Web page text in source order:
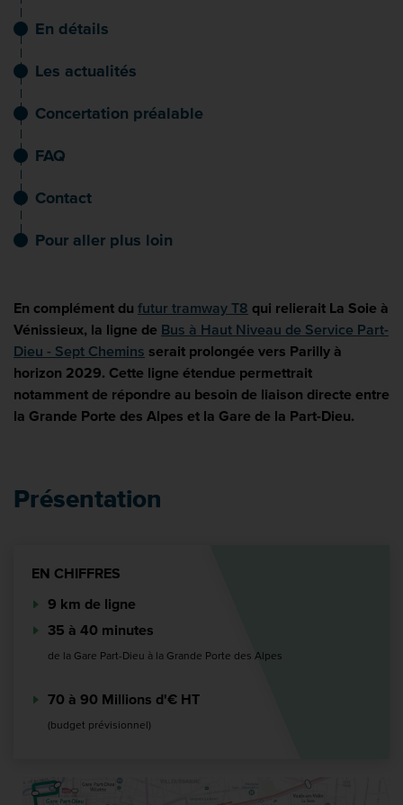
En détails
Les actualités
Concertation préalable
FAQ
Contact
Pour aller plus loin
En complément du futur tramway T8 qui relierait La Soie à
Vénissieux, la ligne de Bus à Haut Niveau de Service Part-
Dieu - Sept Chemins serait prolongée vers Parilly à
horizon 2029. Cette ligne étendue permettrait
notamment de répondre au besoin de liaison directe entre
la Grande Porte des Alpes et la Gare de la Part-Dieu.
Présentation
EN CHIFFRES
9 km de ligne
35 à 40 minutes
de la Gare Part-Dieu à la Grande Porte des Alpes
70 à 90 Millions d'€ HT
(budget prévisionnel)